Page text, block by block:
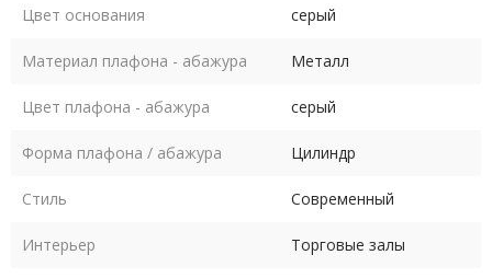
Цвет основания серый
Материал плафона - абажура Металл
Цвет плафона - абажура серый
Форма плафона / абажура Цилиндр
Стиль Современный
Интерьер Торговые залы